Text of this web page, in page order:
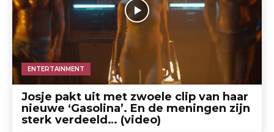
ENTERTAINMENT
Josje pakt uit met zwoele clip van haar
nieuwe ‘Gasolina’. En de meningen zijn
sterk verdeeld… (video)